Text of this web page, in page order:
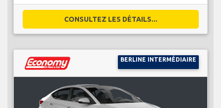
CONSULTEZ LES DÉTAILS...
BERLINE INTERMÉDIAIRE